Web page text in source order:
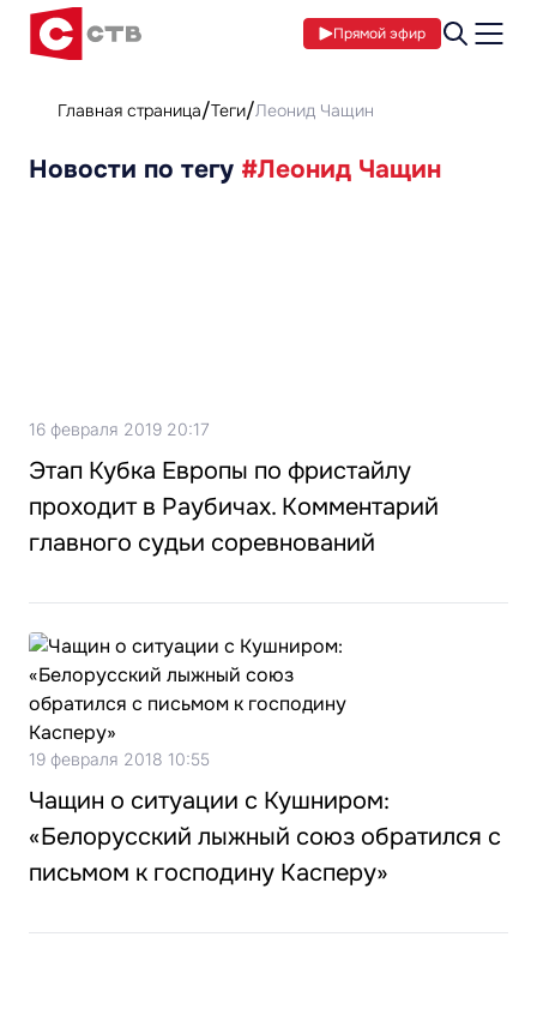
Прямой эфир
Главная страница Теги Леонид Чащин
Новости по тегу #Леонид Чащин
16 февраля 2019 20:17
Этап Кубка Европы по фристайлу
проходит в Раубичах. Комментарий
главного судьи соревнований
19 февраля 2018 10:55
Чащин о ситуации с Кушниром:
«Белорусский лыжный союз обратился с
письмом к господину Касперу»